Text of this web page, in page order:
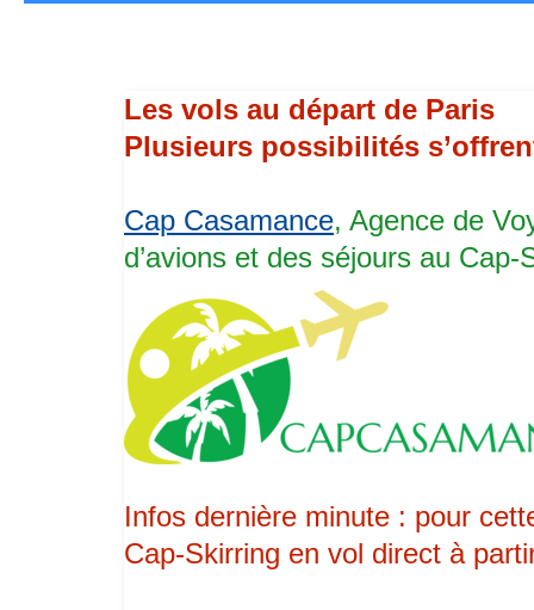
BARS RESTAURANTS
VILLAGE & PLAGE
ACCUEIL
Les vols au départ de Paris
Plusieurs possibilités
Cap Casamance, Agence de
d’avions et des séjours au Cap-
Infos dernière minute : pour
Cap-Skirring en vol direct à